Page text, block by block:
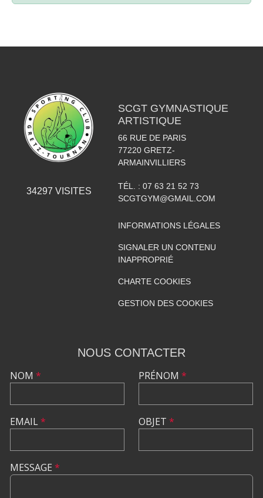
34297 VISITES
SCGT GYMNASTIQUE
ARTISTIQUE
66 RUE DE PARIS
77220 GRETZ-
ARMAINVILLIERS
TÉL. : 07 63 21 52 73
SCGTGYM@GMAIL.COM
INFORMATIONS LÉGALES
SIGNALER UN CONTENU
INAPPROPRIÉ
CHARTE COOKIES
GESTION DES COOKIES
NOUS CONTACTER
NOM *
EMAIL*
PRÉNOM *
OBJET *
MESSAGE *